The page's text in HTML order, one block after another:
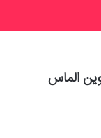
الماس